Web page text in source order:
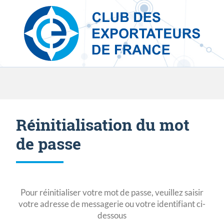
Skip to content
Réinitialisation du mot
de passe
Pour réinitialiser votre mot de passe, veuillez saisir
votre adresse de messagerie ou votre identifiant ci-
dessous